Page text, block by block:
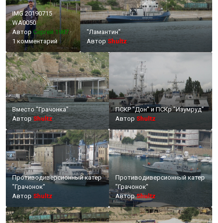
IMG 20190715
WA0050
Автор Сергей 1987 ·
1 комментарий
"Ламантин"
Автор Shultz
Вместо "Грачонка"
АвторShultz
ПСКР "Дон" и ПСКр "Изумруд"
Автор Shultz
Противодиверсионный катер
"Грачонок"
Автор Shultz
Противодиверсионный катер
"Грачонок"
АвторShultz